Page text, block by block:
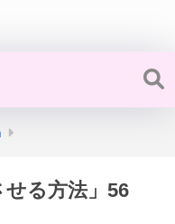
せる方法」56